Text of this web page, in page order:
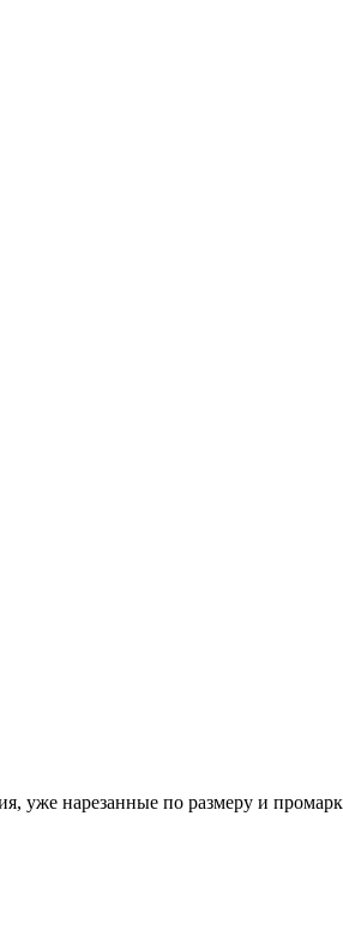
нарезанные по размеру и